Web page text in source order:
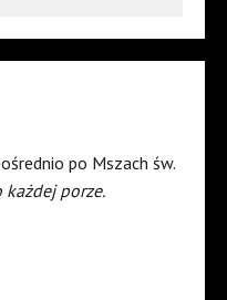
po Mszach św.
każdej porze.